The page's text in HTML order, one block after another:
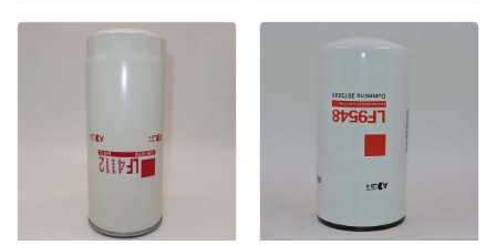
TT221378، New Holland
84432504. رقم الجزء:
Fleetguard
العلامة التجارية: Fleetguard